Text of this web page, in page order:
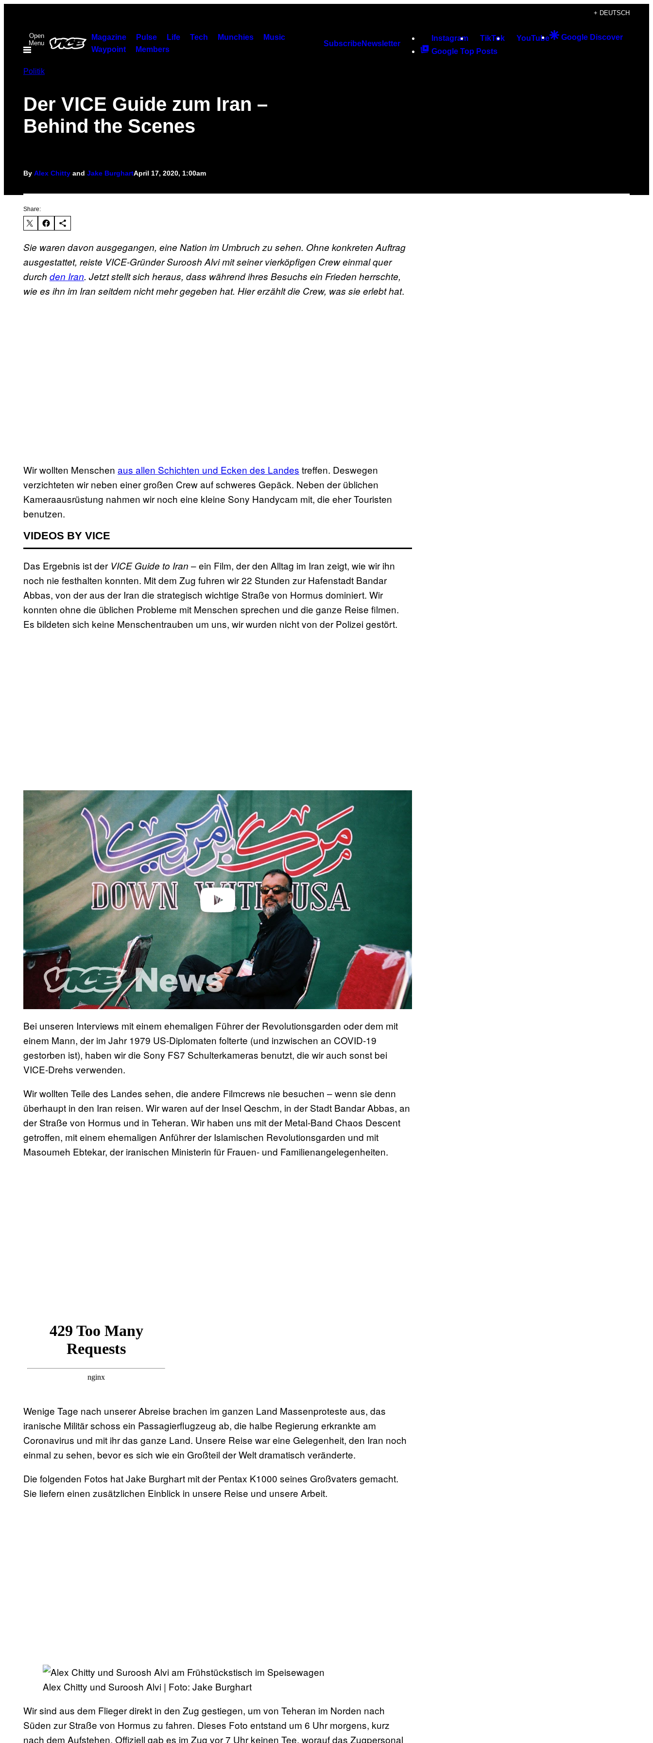
content
+ DEUTSCH
Open
Menu
Magazine Pulse Life Tech Munchies
Music
Waypoint
Members
SubscribeNewsletter
Instagram TikTok YouTube
Google Discover
Google Top Posts
Politik
Der VICE Guide zum Iran –
Behind the Scenes
By Alex Chitty and Jake BurghartApril 17, 2020, 1:00am
Share:
Sie waren davon ausgegangen, eine Nation im Umbruch zu sehen. Ohne konkreten Auftrag
ausgestattet, reiste VICE-Gründer Suroosh Alvi mit seiner vierköpfigen Crew einmal quer
durch den Iran. Jetzt stellt sich heraus, dass während ihres Besuchs ein Frieden herrschte,
wie es ihn im Iran seitdem nicht mehr gegeben hat. Hier erzählt die Crew, was sie erlebt hat.
Wir wollten Menschen aus allen Schichten und Ecken des Landes treffen. Deswegen
verzichteten wir neben einer großen Crew auf schweres Gepäck. Neben der üblichen
Kameraausrüstung nahmen wir noch eine kleine Sony Handycam mit, die eher Touristen
benutzen.
VIDEOS BY VICE
Das Ergebnis ist der VICE Guide to Iran – ein Film, der den Alltag im Iran zeigt, wie wir ihn
noch nie festhalten konnten. Mit dem Zug fuhren wir 22 Stunden zur Hafenstadt Bandar
Abbas, von der aus der Iran die strategisch wichtige Straße von Hormus dominiert. Wir
konnten ohne die üblichen Probleme mit Menschen sprechen und die ganze Reise filmen.
Es bildeten sich keine Menschentrauben um uns, wir wurden nicht von der Polizei gestört.
Play video
Bei unseren Interviews mit einem ehemaligen Führer der Revolutionsgarden oder dem mit
einem Mann, der im Jahr 1979 US-Diplomaten folterte (und inzwischen an COVID-19
gestorben ist), haben wir die Sony FS7 Schulterkameras benutzt, die wir auch sonst bei
VICE-Drehs verwenden.
Wir wollten Teile des Landes sehen, die andere Filmcrews nie besuchen – wenn sie denn
überhaupt in den Iran reisen. Wir waren auf der Insel Qeschm, in der Stadt Bandar Abbas, an
der Straße von Hormus und in Teheran. Wir haben uns mit der Metal-Band Chaos Descent
getroffen, mit einem ehemaligen Anführer der Islamischen Revolutionsgarden und mit
Masoumeh Ebtekar, der iranischen Ministerin für Frauen- und Familienangelegenheiten.
Wenige Tage nach unserer Abreise brachen im ganzen Land Massenproteste aus, das
iranische Militär schoss ein Passagierflugzeug ab, die halbe Regierung erkrankte am
Coronavirus und mit ihr das ganze Land. Unsere Reise war eine Gelegenheit, den Iran noch
einmal zu sehen, bevor es sich wie ein Großteil der Welt dramatisch veränderte.
Die folgenden Fotos hat Jake Burghart mit der Pentax K1000 seines Großvaters gemacht.
Sie liefern einen zusätzlichen Einblick in unsere Reise und unsere Arbeit.
Alex Chitty und Suroosh Alvi | Foto: Jake Burghart
Wir sind aus dem Flieger direkt in den Zug gestiegen, um von Teheran im Norden nach
Süden zur Straße von Hormus zu fahren. Dieses Foto entstand um 6 Uhr morgens, kurz
nach dem Aufstehen. Offiziell gab es im Zug vor 7 Uhr keinen Tee, worauf das Zugpersonal